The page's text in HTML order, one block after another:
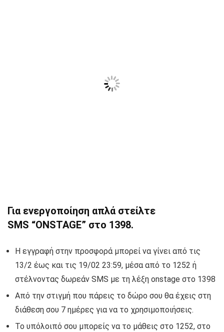
Για ενεργοποίηση απλά στείλτε
SMS “ONSTAGE” στο 1398.
Η εγγραφή στην προσφορά μπορεί να γίνει από τις
13/2 έως και τις 19/02 23:59, μέσα από το 1252 ή
στέλνοντας δωρεάν SMS με τη λέξη onstage στο 1398
Από την στιγμή που πάρεις το δώρο σου θα έχεις στη
διάθεση σου 7 ημέρες για να το χρησιμοποιήσεις.
Το υπόλοιπό σου μπορείς να το μάθεις στο 1252, στο